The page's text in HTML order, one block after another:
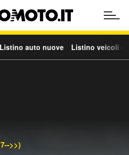
Listino auto nuove Listino veicoli
>>)